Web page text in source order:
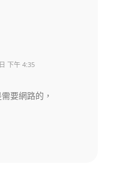
下午 4:35
要網路的，